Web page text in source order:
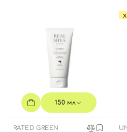
150 мл
RATED GREEN
Номер телефона
Отправляя форму для
принимаете условия